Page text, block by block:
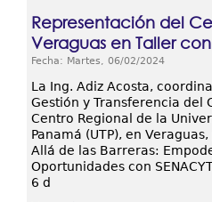
Representación del
Veraguas en Taller
Fecha: Martes, 06/02/2024
La Ing. Adiz Acosta,
Gestión y Transferencia del
Centro Regional de la
Panamá (UTP), en
Allá de las Barreras:
Oportunidades con
6 d